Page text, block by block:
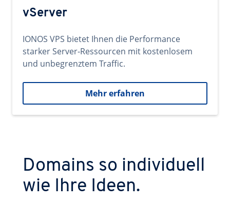
vServer
IONOS VPS bietet Ihnen die Performance
starker Server-Ressourcen mit kostenlosem
und unbegrenztem Traffic.
Mehr erfahren
Domains so individuell
wie Ihre Ideen.